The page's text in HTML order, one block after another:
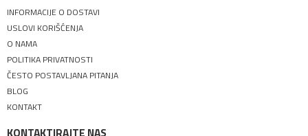
INFORMACIJE O DOSTAVI
USLOVI KORIŠĆENJA
O NAMA
POLITIKA PRIVATNOSTI
ČESTO POSTAVLJANA PITANJA
BLOG
KONTAKT